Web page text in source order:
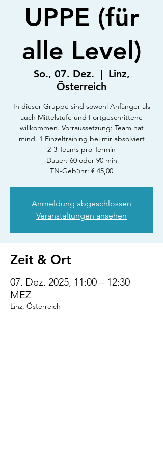
UPPE (für
alle Level)
So., 07. Dez.
  |
Linz,
Österreich
In dieser Gruppe sind sowohl Anfänger als
auch Mittelstufe und Fortgeschrittene
willkommen. Vorraussetzung: Team hat
mind. 1 Einzeltraining bei mir absolviert
2-3 Teams pro Termin
Dauer: 60 oder 90 min
TN-Gebühr: € 45,00
Anmeldung abgeschlossen
Veranstaltungen ansehen
Zeit & Ort
07. Dez. 2025, 11:00 – 12:30
MEZ
Linz, Österreich